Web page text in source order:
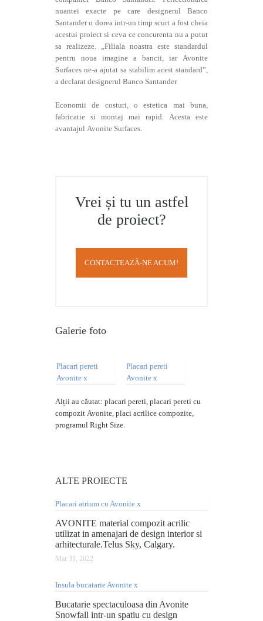
nuantei exacte pe care designerul Banco
Santander o dorea intr-un timp scurt a fost cheia
acestui proiect si ceva ce concurenta nu a putut
sa realizeze. „Filiala noastra este standardul
pentru noua imagine a bancii, iar Avonite
Surfaces ne-a ajutat sa stabilim acest standard”,
a declarat designerul Banco Santander.
Economii de costuri, o estetica mai buna,
fabricatie si montaj mai rapid. Acesta este
avantajul Avonite Surfaces.
Vrei și tu un astfel
de proiect?
CONTACTEAZĂ-NE ACUM!
Galerie foto
Alții au căutat: placari pereti, placari pereti cu
compozit Avonite, placi acrilice compozite,
programul Right Size.
ALTE PROIECTE
AVONITE material compozit acrilic
utilizat in amenajari de design interior si
arhitecturale.Telus Sky, Calgary.
Mar 31, 2022
Bucatarie spectaculoasa din Avonite
Snowfall intr-un spatiu cu design